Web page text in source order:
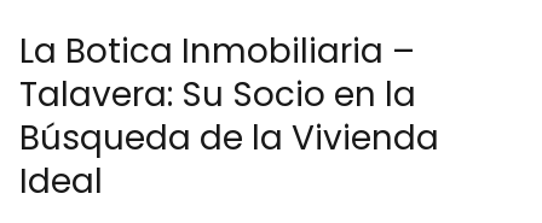
La Botica Inmobiliaria –
Talavera: Su Socio en la
Búsqueda de la Vivienda
Ideal